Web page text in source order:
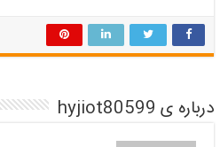
درباره ی hyjiot80599